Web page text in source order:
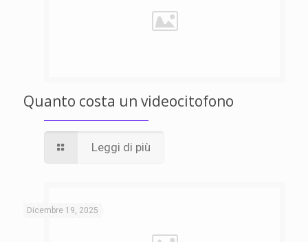
Quanto costa un videocitofono
Leggi di più
Dicembre 19, 2025